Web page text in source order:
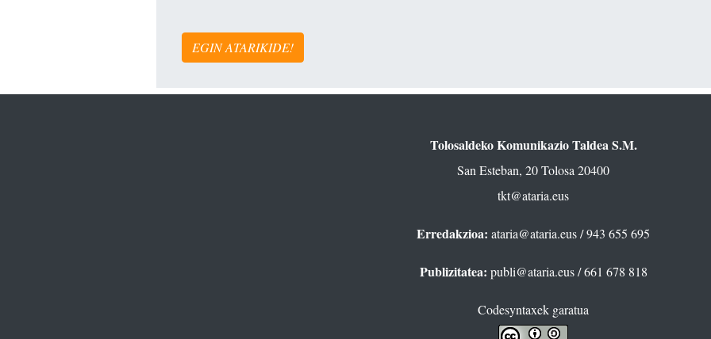
EGIN ATARIKIDE!
Tolosaldeko Komunikazio Taldea S.M.
San Esteban, 20 Tolosa 20400
tkt@ataria.eus
Erredakzioa: ataria@ataria.eus/ 943 655 695
Publizitatea: publi@ataria.eus/ 661 678 818
Codesyntaxek garatua